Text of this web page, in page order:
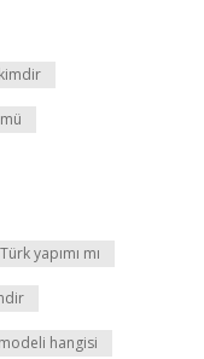
yapımı mı
hangisi